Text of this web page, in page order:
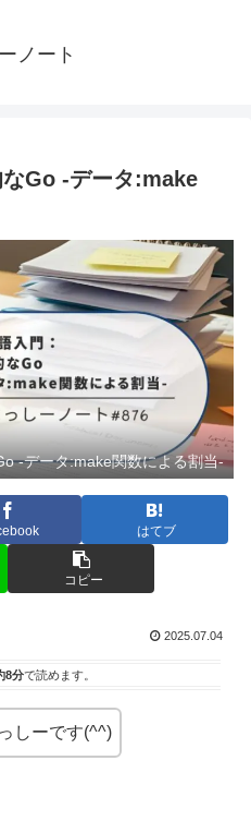
ノート
Go -データ:make
-データ:make関数による割当-
はてブ
コピー
2025.07.04
8分で読めます。
しーです(^^)